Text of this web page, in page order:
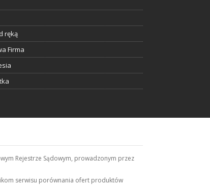
ręką
Firma
Rejestrze Sądowym, prowadzonym przez
serwisu porównania ofert produktów